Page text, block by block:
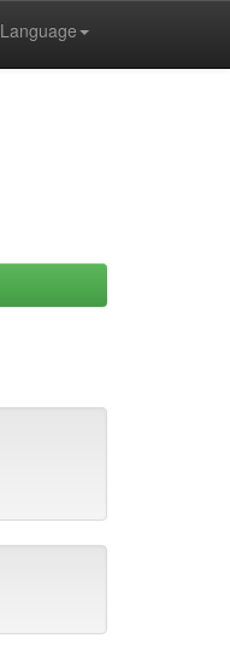
Language